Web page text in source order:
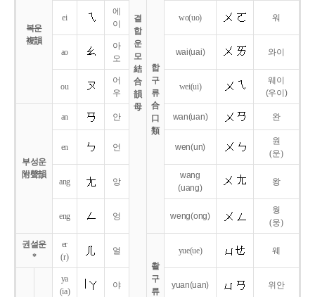
결
합
운
모
結
合
韻
母
복운
複韻
합
구
류
合
口
類
ei
에
이
wo(uo) 워
ao
아
오
wai(uai) 와이
ou
어
우
wei(ui)
웨이
(우이)
부성운
附聲韻
an 안 wan(uan) 완
en 언 wen(un)
원
(운)
ang 앙
wang
(uang)
왕
eng 엉 weng(ong)
웡
(웅)
권설운
*
er
(r)
얼
촬
구
류
yue(ue) 웨
ya
(ia)
야 yuan(uan) 위안